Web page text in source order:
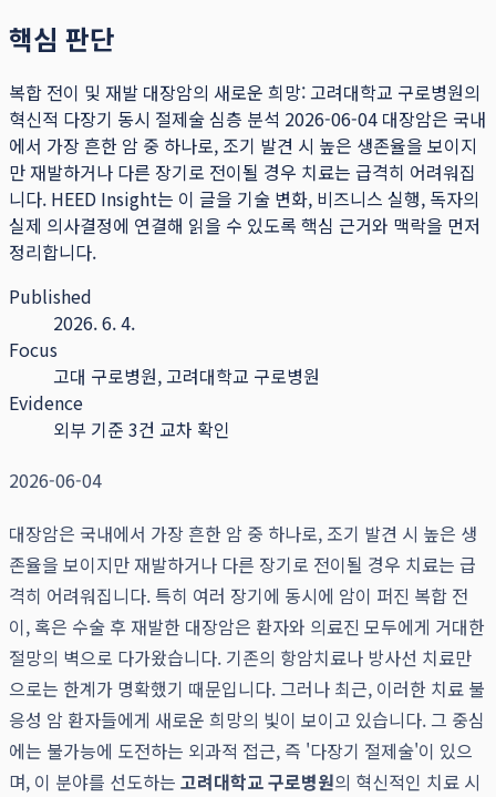
핵심 판단
복합 전이 및 재발 대장암의 새로운 희망: 고려대학교 구로병원의
혁신적 다장기 동시 절제술 심층 분석 2026-06-04 대장암은 국내
에서 가장 흔한 암 중 하나로, 조기 발견 시 높은 생존율을 보이지
만 재발하거나 다른 장기로 전이될 경우 치료는 급격히 어려워집
니다. HEED Insight는 이 글을 기술 변화, 비즈니스 실행, 독자의
실제 의사결정에 연결해 읽을 수 있도록 핵심 근거와 맥락을 먼저
정리합니다.
Published
2026. 6. 4.
Focus
고대 구로병원, 고려대학교 구로병원
Evidence
외부 기준 3건 교차 확인
2026-06-04
대장암은 국내에서 가장 흔한 암 중 하나로, 조기 발견 시 높은 생
존율을 보이지만 재발하거나 다른 장기로 전이될 경우 치료는 급
격히 어려워집니다. 특히 여러 장기에 동시에 암이 퍼진 복합 전
이, 혹은 수술 후 재발한 대장암은 환자와 의료진 모두에게 거대한
절망의 벽으로 다가왔습니다. 기존의 항암치료나 방사선 치료만
으로는 한계가 명확했기 때문입니다. 그러나 최근, 이러한 치료 불
응성 암 환자들에게 새로운 희망의 빛이 보이고 있습니다. 그 중심
에는 불가능에 도전하는 외과적 접근, 즉 '다장기 절제술'이 있으
며, 이 분야를 선도하는 고려대학교 구로병원의 혁신적인 치료 시